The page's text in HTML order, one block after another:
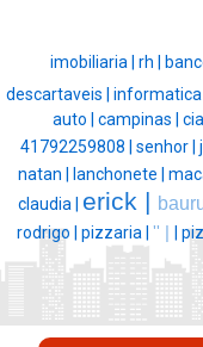
imobiliaria | rh |
descartaveis | informatica |
auto | campinas | cia
41792259808 | senhor |
natan |
lanchonete |
claudia | erick |
rodrigo | pizzaria | '' |